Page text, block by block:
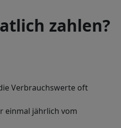
zahlen?
Verbrauchswerte oft
einmal jährlich vom